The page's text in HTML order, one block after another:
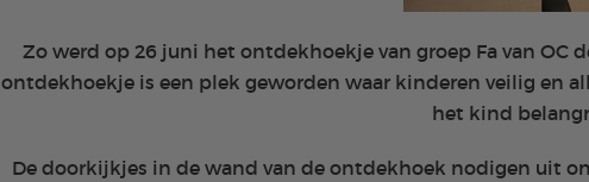
Zo werd op 26 juni het ontdekhoekje van groep Fa van
ontdekhoekje is een plek geworden waar kinderen veilig en
het kind
De doorkijkjes in de wand van de ontdekhoek nodigen uit